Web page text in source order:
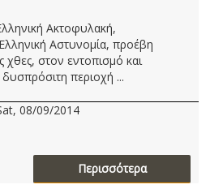
Ακτοφυλακή,
Αστυνομία, προέβη
χθες, στον εντοπισμό και
περιοχή ...
08/09/2014
Περισσότερα